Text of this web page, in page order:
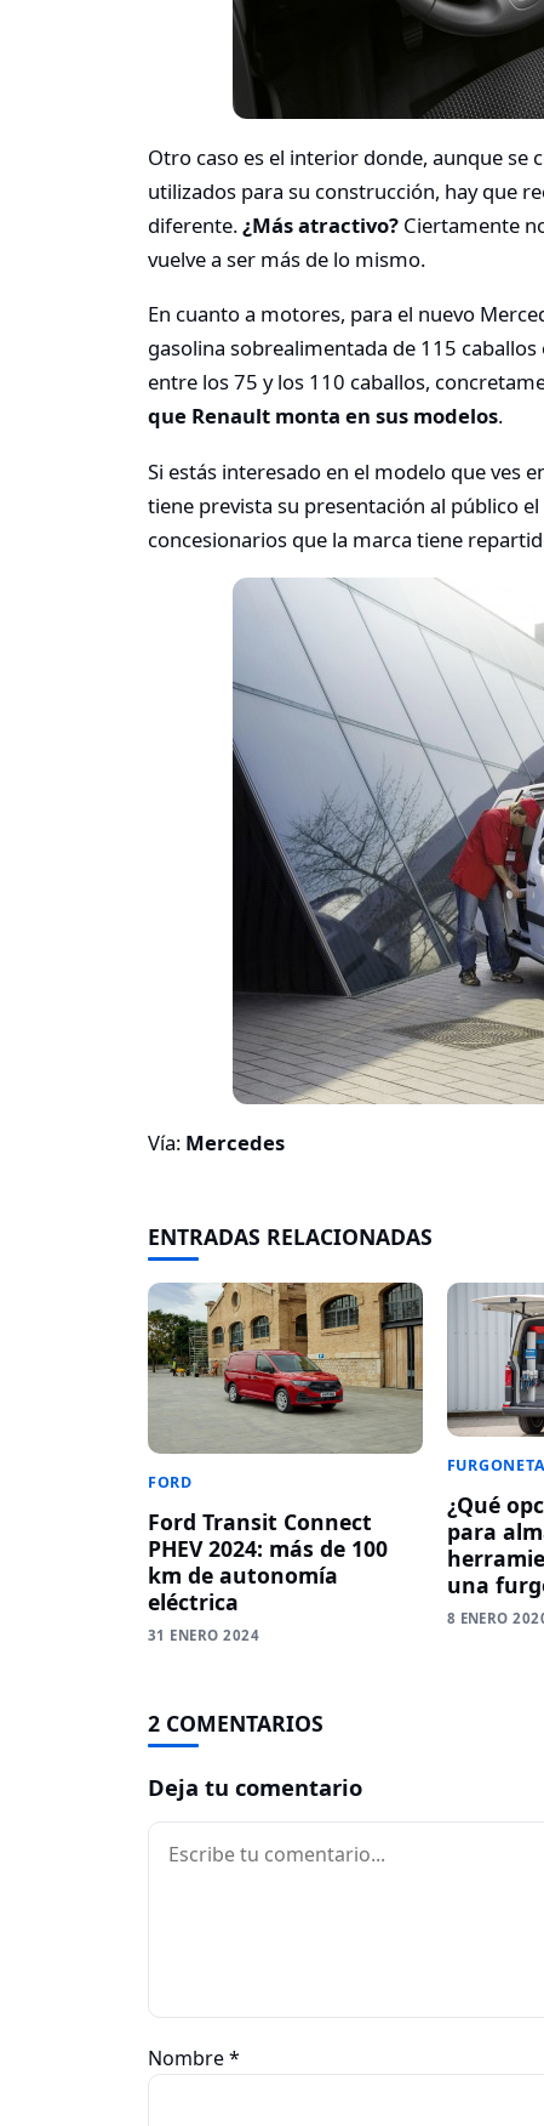
Otro caso es el interior donde, aunque
utilizados para su construcción, hay que
diferente.¿Más atractivo? Ciertamente
vuelve a ser más de lo mismo.
En cuanto a motores, para el nuevo
gasolina sobrealimentada de 115
entre los 75 y los 110 caballos,
que Renault monta en sus modelos.
Si estás interesado en el modelo que ves
tiene prevista su presentación al público
concesionarios que la marca tiene
Vía: Mercedes
ENTRADAS RELACIONADAS
FORD
Ford Transit Connect
PHEV 2024: más de 100
km de autonomía
eléctrica
31 ENERO 2024
¿Qué
para
una
8 ENERO
2 COMENTARIOS
Deja tu comentario
Comentario
Nombre*